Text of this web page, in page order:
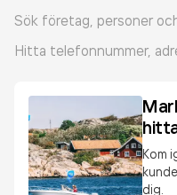
Sök företag, personer
Hitta telefonnummer,
Kom
dig.